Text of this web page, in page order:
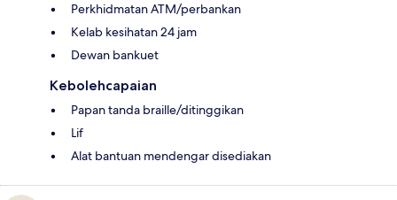
Perkhidmatan ATM/perbankan
Kelab kesihatan 24 jam
Dewan bankuet
Kebolehcapaian
Papan tanda braille/ditinggikan
Lif
Alat bantuan mendengar disediakan